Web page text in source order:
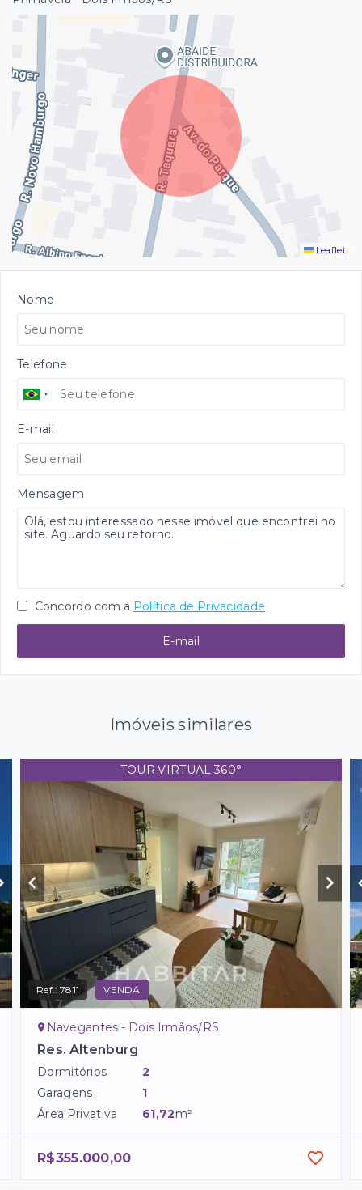
Leaflet
Nome
Telefone
E-mail
Mensagem
Concordo com a Política de Privacidade
E-mail
Imóveis similares
TOUR VIRTUAL 360°
Ref.:7811 VENDA
Navegantes - Dois Irmãos/RS
Res. Altenburg
Dormitórios
2
Garagens
1
Área Privativa
61,72m²
R$355.000,00